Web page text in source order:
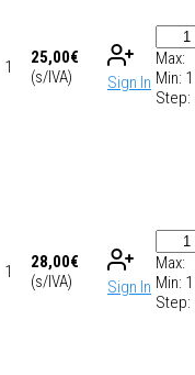
1 25,00€
(s/IVA)
Sign In
Max:
Min: 1
Step:
1 28,00€
(s/IVA)
Sign In
Max:
Min: 1
Step: